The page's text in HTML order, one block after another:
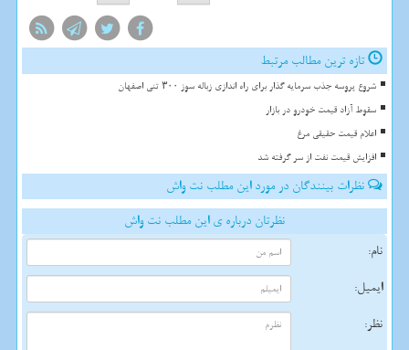
تازه ترین مطالب مرتبط
شروع پروسه جذب سرمایه گذار برای راه اندازی زباله سوز ۳۰۰ تنی اصفهان
سقوط آزاد قیمت خودرو در بازار
اعلام قیمت حقیقی مرغ
افزایش قیمت نفت از سر گرفته شد
نظرات بینندگان در مورد این مطلب نت واش
نظرتان درباره ی این مطلب نت واش
نام:
ایمیل:
نظر: